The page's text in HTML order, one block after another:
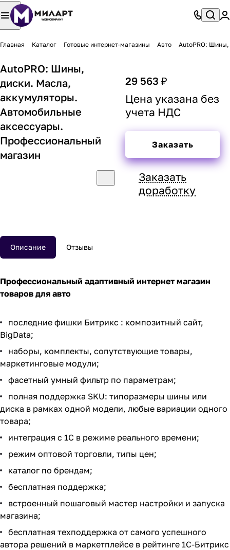
Главная Каталог Готовые интернет-магазины Авто AutoPRO: Шины,
AutoPRO: Шины,
диски. Масла,
аккумуляторы.
Автомобильные
аксессуары.
Профессиональный
магазин
29 563 ₽
Цена указана без
учета НДС
Заказать
Заказать
доработку
Описание Отзывы
Профессиональный адаптивный интернет магазин
товаров для авто
последние фишки Битрикс : композитный сайт,
BigData;
наборы, комплекты, сопутствующие товары,
маркетинговые модули;
фасетный умный фильтр по параметрам;
полная поддержка SKU: типоразмеры шины или
диска в рамках одной модели, любые вариации одного
товара;
интеграция с 1С в режиме реального времени;
режим оптовой торговли, типы цен;
каталог по брендам;
бесплатная поддержка;
встроенный пошаговый мастер настройки и запуска
магазина;
бесплатная техподдержка от самого успешного
автора решений в маркетплейсе в рейтинге 1С-Битрикс